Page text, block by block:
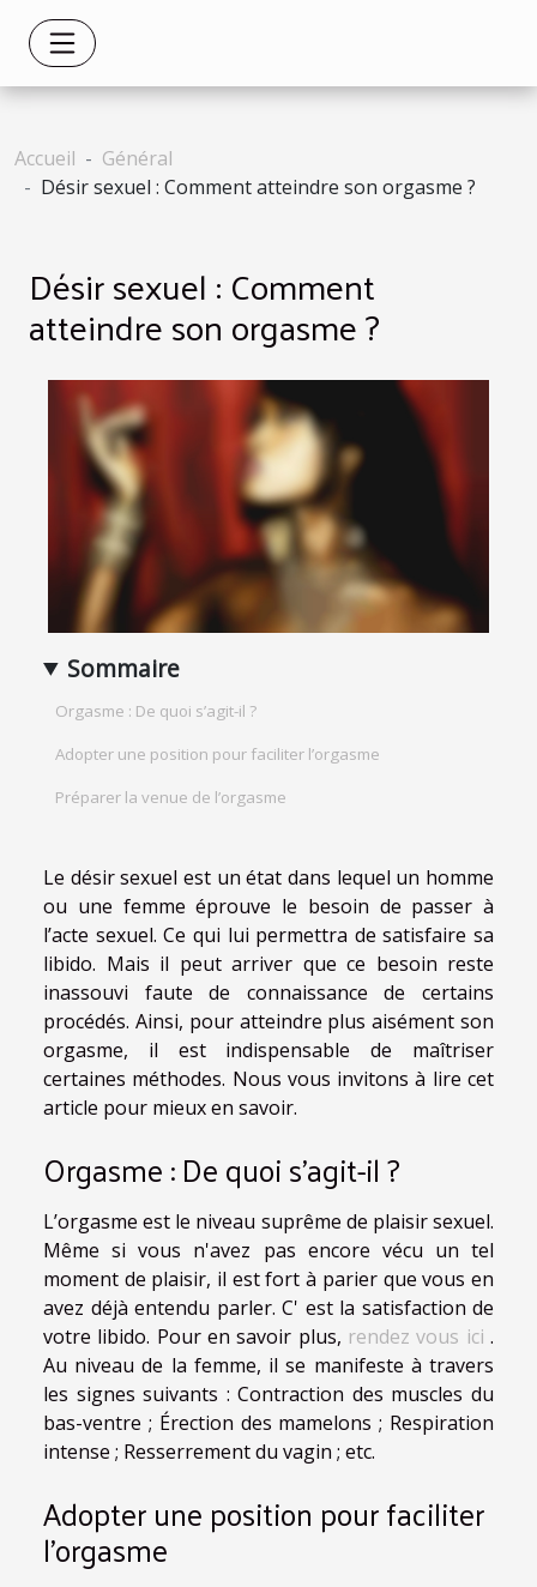
Accueil
Général
Désir sexuel : Comment atteindre son orgasme ?
Désir sexuel : Comment
atteindre son orgasme ?
Sommaire
Orgasme : De quoi s’agit-il ?
Adopter une position pour faciliter l’orgasme
Préparer la venue de l’orgasme
Le désir sexuel est un état dans lequel un homme
ou une femme éprouve le besoin de passer à
l’acte sexuel. Ce qui lui permettra de satisfaire sa
libido. Mais il peut arriver que ce besoin reste
inassouvi faute de connaissance de certains
procédés. Ainsi, pour atteindre plus aisément son
orgasme, il est indispensable de maîtriser
certaines méthodes. Nous vous invitons à lire cet
article pour mieux en savoir.
Orgasme : De quoi s’agit-il ?
L’orgasme est le niveau suprême de plaisir sexuel.
Même si vous n'avez pas encore vécu un tel
moment de plaisir, il est fort à parier que vous en
avez déjà entendu parler. C' est la satisfaction de
votre libido. Pour en savoir plus, rendez vous ici .
Au niveau de la femme, il se manifeste à travers
les signes suivants : Contraction des muscles du
bas-ventre ; Érection des mamelons ; Respiration
intense ; Resserrement du vagin ; etc.
Adopter une position pour faciliter
l’orgasme